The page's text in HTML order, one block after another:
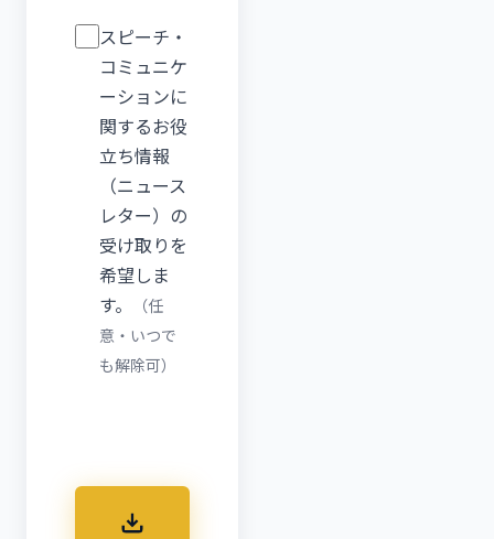
スピーチ・
コミュニケ
ーションに
関するお役
立ち情報
（ニュース
レター）の
受け取りを
希望しま
す。
（任
意・いつで
も解除可）